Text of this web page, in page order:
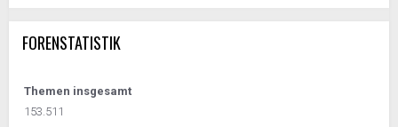
FORENSTATISTIK
Themen insgesamt
153.511